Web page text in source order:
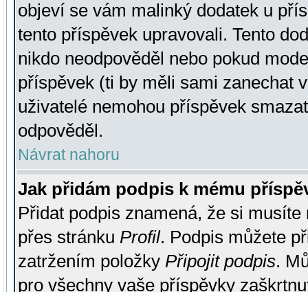
objeví se vám malinký dodatek u
tento příspěvek upravovali. Tento
nikdo neodpověděl nebo pokud
příspěvek (ti by měli sami zanechat
uživatelé nemohou příspěvek
odpověděl.
Návrat nahoru
Jak přidám podpis k mému
Přidat podpis znamená, že si
přes stránku Profil. Podpis můžete
zatržením položky Připojit podpis.
pro všechny vaše příspěvky